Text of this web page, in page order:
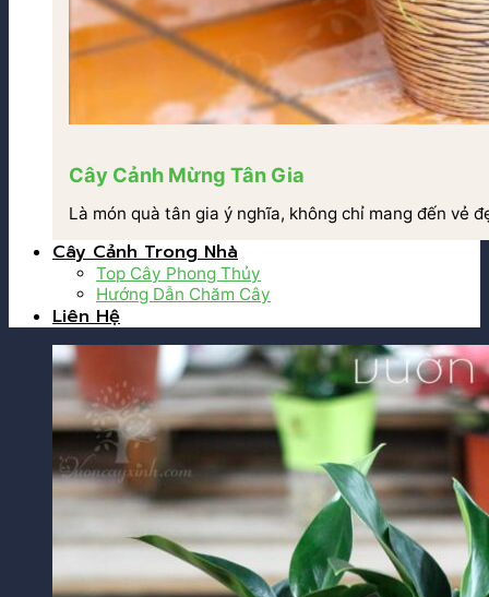
Cây Cảnh Mừng Tân Gia
Là món quà tân gia ý nghĩa, không chỉ mang đến vẻ
Cây Cảnh Trong Nhà
Top Cây Phong Thủy
Hướng Dẫn Chăm Cây
Liên Hệ